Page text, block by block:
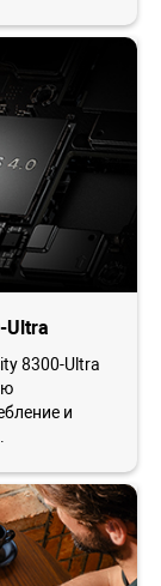
Ultra
8300-Ultra
и